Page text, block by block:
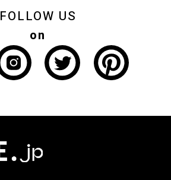
FOLLOW US
on